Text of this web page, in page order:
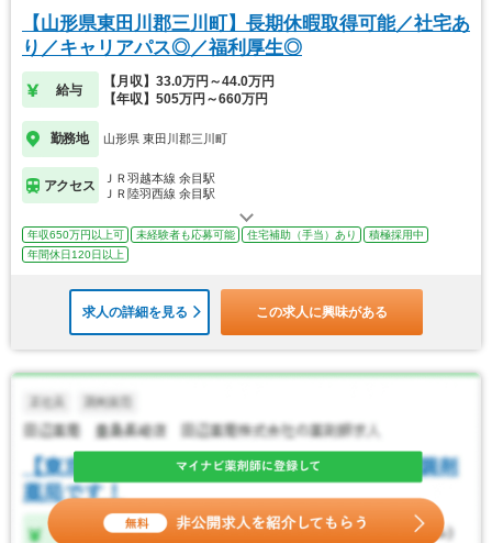
【山形県東田川郡三川町】長期休暇取得可能／社宅あ
り／キャリアパス◎／福利厚生◎
給与
【月収】33.0万円～44.0万円
【年収】505万円～660万円
勤務地 山形県 東田川郡三川町
アクセス
ＪＲ羽越本線 余目駅
ＪＲ陸羽西線 余目駅
年収650万円以上可 未経験者も応募可能 住宅補助（手当）あり
積極採用中
年間休日120日以上
求人の詳細を見る この求人に興味がある